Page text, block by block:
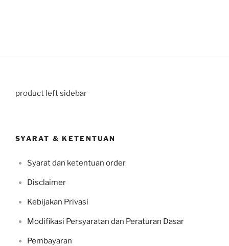
product left sidebar
SYARAT & KETENTUAN
Syarat dan ketentuan order
Disclaimer
Kebijakan Privasi
Modifikasi Persyaratan dan Peraturan Dasar
Pembayaran